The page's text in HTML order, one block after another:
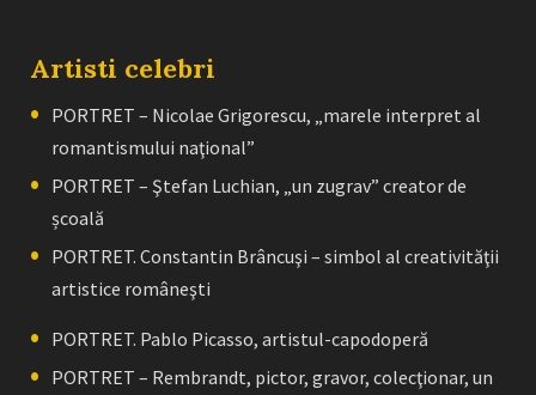
Artisti celebri
PORTRET – Nicolae Grigorescu, „marele interpret al
romantismului naţional”
PORTRET – Ştefan Luchian, „un zugrav” creator de
școală
PORTRET. Constantin Brâncuşi – simbol al creativităţii
artistice româneşti
PORTRET. Pablo Picasso, artistul-capodoperă
PORTRET – Rembrandt, pictor, gravor, colecţionar, un